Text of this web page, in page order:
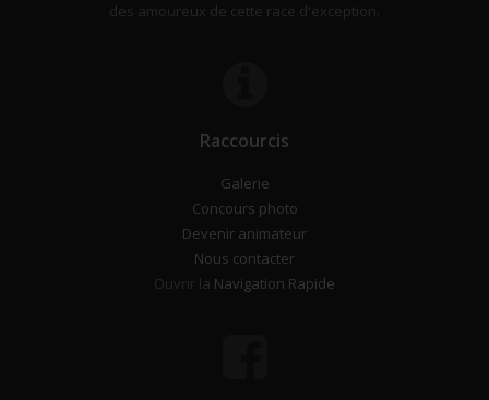
des amoureux de cette race d'exception.
Raccourcis
Galerie
Concours photo
Devenir animateur
Nous contacter
Ouvrir la Navigation Rapide